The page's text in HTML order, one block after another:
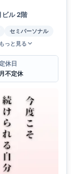
ビル 2階
セミパーソナル
もっと見る
定休日
不定休